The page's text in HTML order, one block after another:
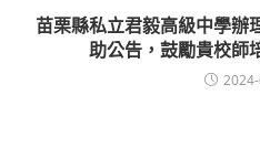
苗栗縣私立君毅高級中學辦
助公告，鼓勵貴校師